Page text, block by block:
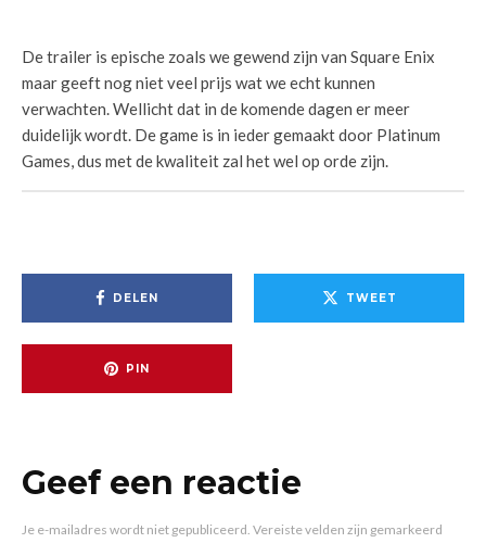
De trailer is epische zoals we gewend zijn van Square Enix
maar geeft nog niet veel prijs wat we echt kunnen
verwachten. Wellicht dat in de komende dagen er meer
duidelijk wordt. De game is in ieder gemaakt door Platinum
Games, dus met de kwaliteit zal het wel op orde zijn.
DELEN TWEET
PIN
Geef een reactie
Je e-mailadres wordt niet gepubliceerd. Vereiste velden zijn gemarkeerd